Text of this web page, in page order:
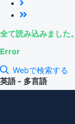
全て読み込みました。
Error
Webで検索する
英語 - 多言語